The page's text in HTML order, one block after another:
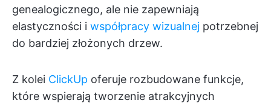
genealogicznego, ale nie zapewniają
elastyczności i współpracy wizualnej potrzebnej
do bardziej złożonych drzew.
Z kolei ClickUp oferuje rozbudowane funkcje,
które wspierają tworzenie atrakcyjnych